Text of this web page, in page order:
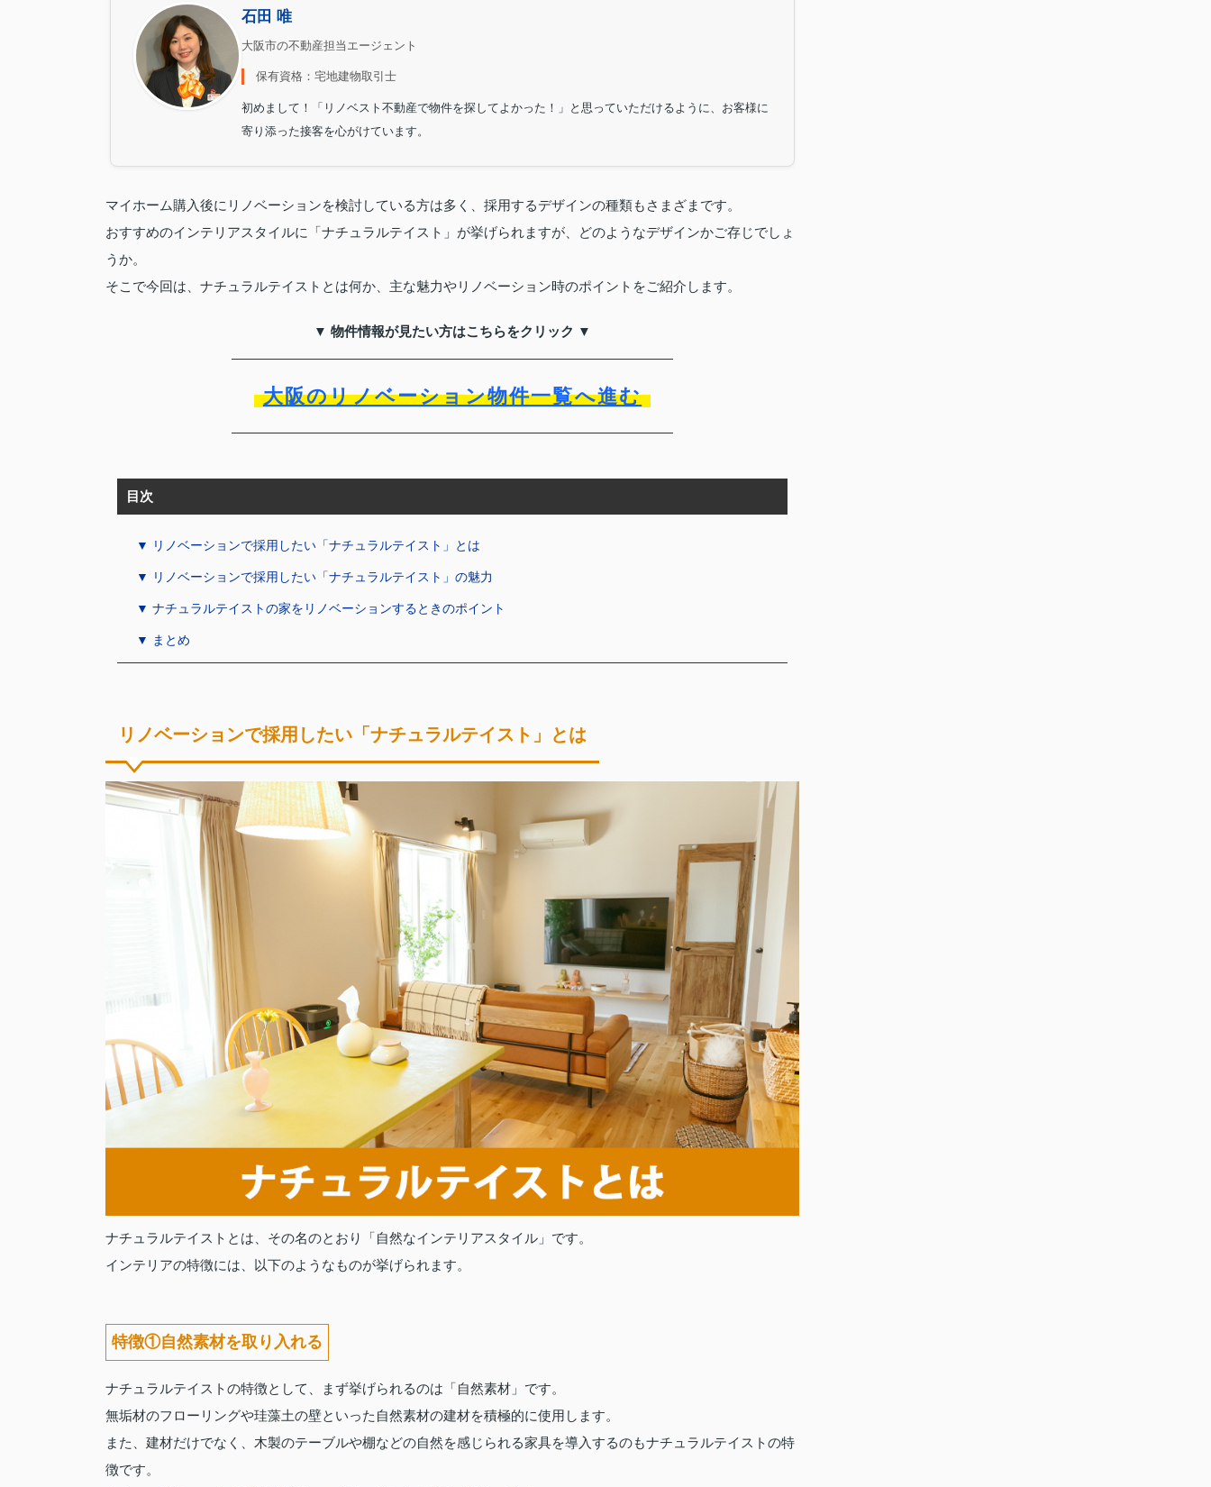
石田 唯
大阪市の不動産担当エージェント
保有資格：宅地建物取引士
初めまして！「リノベスト不動産で物件を探してよかった！」と思っていただけるように、お客様に
寄り添った接客を心がけています。
マイホーム購入後にリノベーションを検討している方は多く、採用するデザインの種類もさまざまです。
おすすめのインテリアスタイルに「ナチュラルテイスト」が挙げられますが、どのようなデザインかご存じでしょ
うか。
そこで今回は、ナチュラルテイストとは何か、主な魅力やリノベーション時のポイントをご紹介します。
▼ 物件情報が見たい方はこちらをクリック ▼
大阪のリノベーション物件一覧へ進む
目次
▼ リノベーションで採用したい「ナチュラルテイスト」とは
▼ リノベーションで採用したい「ナチュラルテイスト」の魅力
▼ ナチュラルテイストの家をリノベーションするときのポイント
▼ まとめ
リノベーションで採用したい「ナチュラルテイスト」とは
ナチュラルテイストとは、その名のとおり「自然なインテリアスタイル」です。
インテリアの特徴には、以下のようなものが挙げられます。
特徴①自然素材を取り入れる
ナチュラルテイストの特徴として、まず挙げられるのは「自然素材」です。
無垢材のフローリングや珪藻土の壁といった自然素材の建材を積極的に使用します。
また、建材だけでなく、木製のテーブルや棚などの自然を感じられる家具を導入するのもナチュラルテイストの特
徴です。